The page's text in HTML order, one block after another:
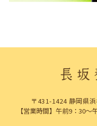
〒431-1424 静岡県
【営業時間】午前9：30～